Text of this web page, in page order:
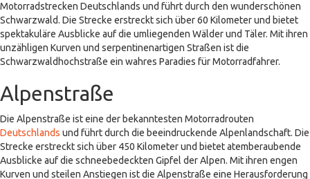
Motorradstrecken Deutschlands und führt durch den wunderschönen
Schwarzwald. Die Strecke erstreckt sich über 60 Kilometer und bietet
spektakuläre Ausblicke auf die umliegenden Wälder und Täler. Mit ihren
unzähligen Kurven und serpentinenartigen Straßen ist die
Schwarzwaldhochstraße ein wahres Paradies für Motorradfahrer.
Alpenstraße
Die Alpenstraße ist eine der bekanntesten Motorradrouten
Deutschlands und führt durch die beeindruckende Alpenlandschaft. Die
Strecke erstreckt sich über 450 Kilometer und bietet atemberaubende
Ausblicke auf die schneebedeckten Gipfel der Alpen. Mit ihren engen
Kurven und steilen Anstiegen ist die Alpenstraße eine Herausforderung